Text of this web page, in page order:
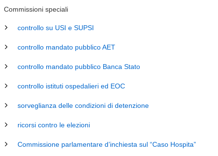
Commissioni speciali
controllo su USI e SUPSI
controllo mandato pubblico AET
controllo mandato pubblico Banca Stato
controllo istituti ospedalieri ed EOC
sorveglianza delle condizioni di detenzione
ricorsi contro le elezioni
Commissione parlamentare d’inchiesta sul “Caso Hospita”